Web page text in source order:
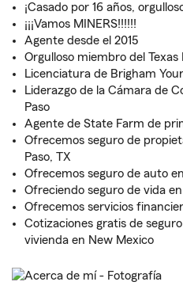
¡Casado por 16 años,
¡¡¡Vamos MINERS!!!!!!
Agente desde el 2015
Orgulloso miembro del Texas
Licenciatura de Brigham
Liderazgo de la Cámara de
Paso
Agente de State Farm de
Ofrecemos seguro de
Paso, TX
Ofrecemos seguro de auto
Ofreciendo seguro de vida en
Ofrecemos servicios
Cotizaciones gratis de
vivienda en New Mexico